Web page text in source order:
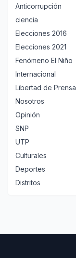
Anticorrupción
ciencia
Elecciones 2016
Elecciones 2021
Fenómeno El Niño
Internacional
Libertad de Prensa
Nosotros
Opinión
SNP
UTP
Culturales
Deportes
Distritos